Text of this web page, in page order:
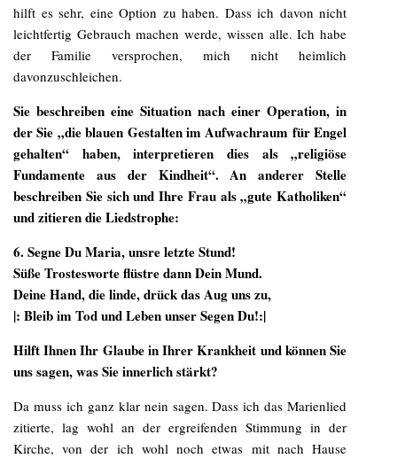
hilft es sehr, eine Option zu haben. Dass ich davon nicht
leichtfertig Gebrauch machen werde, wissen alle. Ich habe
der Familie versprochen, mich nicht heimlich
davonzuschleichen.
Sie beschreiben eine Situation nach einer Operation, in
der Sie „die blauen Gestalten im Aufwachraum für Engel
gehalten“ haben, interpretieren dies als „religiöse
Fundamente aus der Kindheit“. An anderer Stelle
beschreiben Sie sich und Ihre Frau als „gute Katholiken“
und zitieren die Liedstrophe:
6. Segne Du Maria, unsre letzte Stund!
Süße Trostesworte flüstre dann Dein Mund.
Deine Hand, die linde, drück das Aug uns zu,
|: Bleib im Tod und Leben unser Segen Du!:|
Hilft Ihnen Ihr Glaube in Ihrer Krankheit und können Sie
uns sagen, was Sie innerlich stärkt?
Da muss ich ganz klar nein sagen. Dass ich das Marienlied
zitierte, lag wohl an der ergreifenden Stimmung in der
Kirche, von der ich wohl noch etwas mit nach Hause